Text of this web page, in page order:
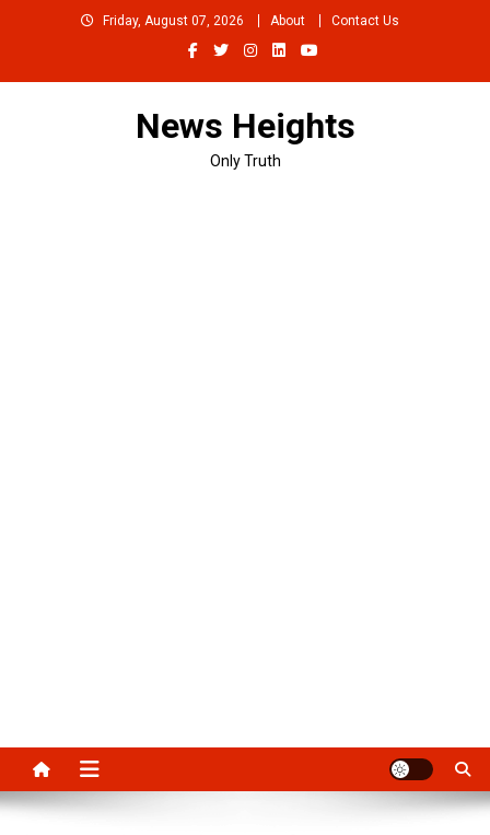
Friday, August 07, 2026 About Contact Us
News Heights
Only Truth